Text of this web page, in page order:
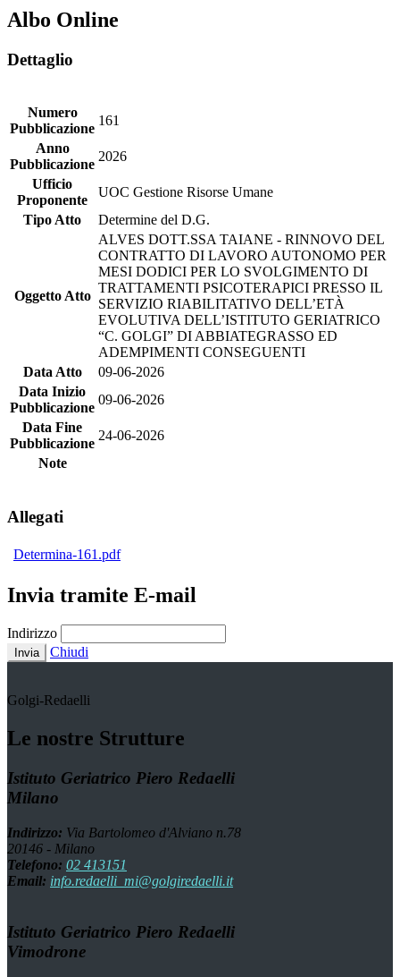
Albo Online
Dettaglio
Numero
Pubblicazione
161
Anno
Pubblicazione
2026
Ufficio
Proponente
UOC Gestione Risorse Umane
Tipo Atto
Determine del D.G.
Oggetto Atto
ALVES DOTT.SSA TAIANE - RINNOVO DEL
CONTRATTO DI LAVORO AUTONOMO PER
MESI DODICI PER LO SVOLGIMENTO DI
TRATTAMENTI PSICOTERAPICI PRESSO IL
SERVIZIO RIABILITATIVO DELL’ETÀ
EVOLUTIVA DELL’ISTITUTO GERIATRICO
“C. GOLGI” DI ABBIATEGRASSO ED
ADEMPIMENTI CONSEGUENTI
Data Atto
09-06-2026
Data Inizio
Pubblicazione
09-06-2026
Data Fine
Pubblicazione
24-06-2026
Note
Allegati
Determina-161.pdf
Invia tramite E-mail
Indirizzo
Invia Chiudi
Golgi-Redaelli
Le nostre Strutture
Istituto Geriatrico Piero Redaelli
Milano
Indirizzo: Via Bartolomeo d'Alviano n.78
20146 - Milano
Telefono: 02 413151
Email: info.redaelli_mi@golgiredaelli.it
Istituto Geriatrico Piero Redaelli
Vimodrone